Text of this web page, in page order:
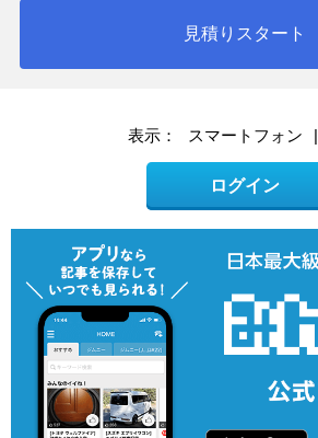
見積りスタート
表示： スマートフォン |
ログイン